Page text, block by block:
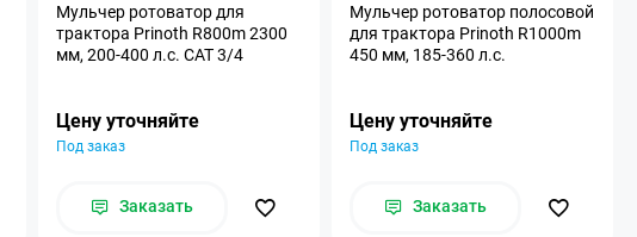
Мульчер ротоватор для
трактора Prinoth R800m 2300
мм, 200-400 л.с. CAT 3/4
Цену уточняйте
Под заказ
Заказать
Мульчер ротоватор полосовой
для трактора Prinoth R1000m
450 мм, 185-360 л.с.
Цену уточняйте
Под заказ
Заказать